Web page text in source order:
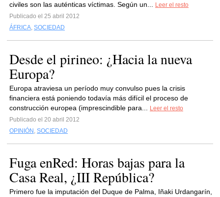
civiles son las auténticas víctimas. Según un...
Leer el resto
Publicado el 25 abril 2012
ÁFRICA, SOCIEDAD
Desde el pirineo: ¿Hacia la nueva
Europa?
Europa atraviesa un período muy convulso pues la crisis
financiera está poniendo todavía más difícil el proceso de
construcción europea (imprescindible para...
Leer el resto
Publicado el 20 abril 2012
OPINIÓN , SOCIEDAD
Fuga enRed: Horas bajas para la
Casa Real, ¿III República?
Primero fue la imputación del Duque de Palma, Iñaki Urdangarín,